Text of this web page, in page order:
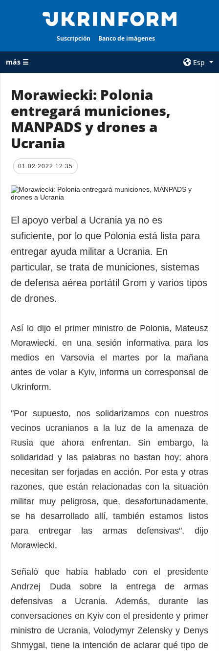
Suscripción Banco de imágenes
más ☰
Esp
TODAS LAS
CATEGORÍAS
Guerra
Reconstrucción
de Ucrania
Política
Economía
Sociedad y
Cultura
Deportes
Crimen
Desastres y
emergencias
AGENCIA
sobre la agencia
protección de
Podcasts
Publicaciones
Entrevistas
Fotos
Video
Suscripción
Banco de
imágenes
Morawiecki: Polonia
entregará municiones,
MANPADS y drones a
Ucrania
01.02.2022 12:35
El apoyo verbal a Ucrania ya no es
suficiente, por lo que Polonia está lista para
entregar ayuda militar a Ucrania. En
particular, se trata de municiones, sistemas
de defensa aérea portátil Grom y varios tipos
de drones.
Así lo dijo el primer ministro de Polonia, Mateusz
Morawiecki, en una sesión informativa para los
medios en Varsovia el martes por la mañana
antes de volar a Kyiv, informa un corresponsal de
Ukrinform.
"Por supuesto, nos solidarizamos con nuestros
vecinos ucranianos a la luz de la amenaza de
Rusia que ahora enfrentan. Sin embargo, la
solidaridad y las palabras no bastan hoy; ahora
necesitan ser forjadas en acción. Por esta y otras
razones, que están relacionadas con la situación
militar muy peligrosa, que, desafortunadamente,
se ha desarrollado allí, también estamos listos
para entregar las armas defensivas", dijo
Morawiecki.
Señaló que había hablado con el presidente
Andrzej Duda sobre la entrega de armas
defensivas a Ucrania. Además, durante las
conversaciones en Kyiv con el presidente y primer
ministro de Ucrania, Volodymyr Zelensky y Denys
Shmygal, tiene la intención de aclarar qué tipo de